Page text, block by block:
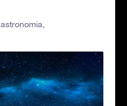
astronomia,